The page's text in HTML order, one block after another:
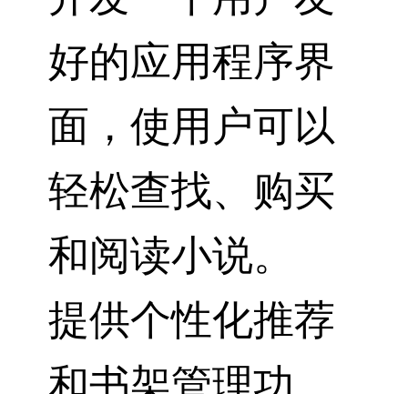
好的应用程序界
面，使用户可以
轻松查找、购买
和阅读小说。
提供个性化推荐
和书架管理功